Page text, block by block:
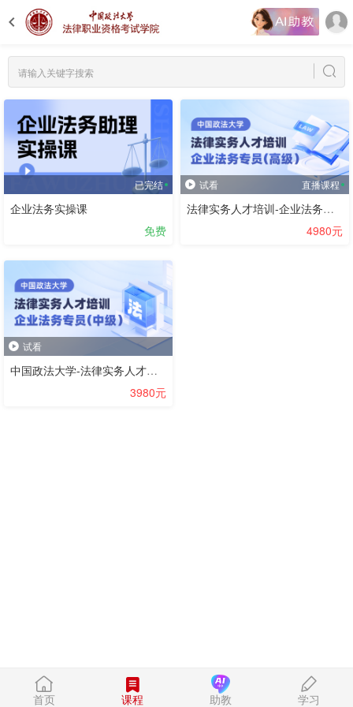
已完结
企业法务实操课
免费
试看 直播课程
法律实务人才培训-企业法务专员-高级课程
4980元
试看
中国政法大学-法律实务人才培训-企业法务专员（中级）
3980元
首页 课程 助教 学习